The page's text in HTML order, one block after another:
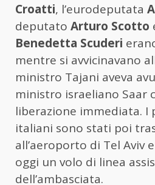
Croatti, l’eurodeputata
deputato Arturo Scotto
Benedetta Scuderi
mentre si avvicinavano
ministro Tajani aveva
ministro israeliano Saar
liberazione immediata. I
italiani sono stati poi
all’aeroporto di Tel Aviv
oggi un volo di linea
dell’ambasciata.